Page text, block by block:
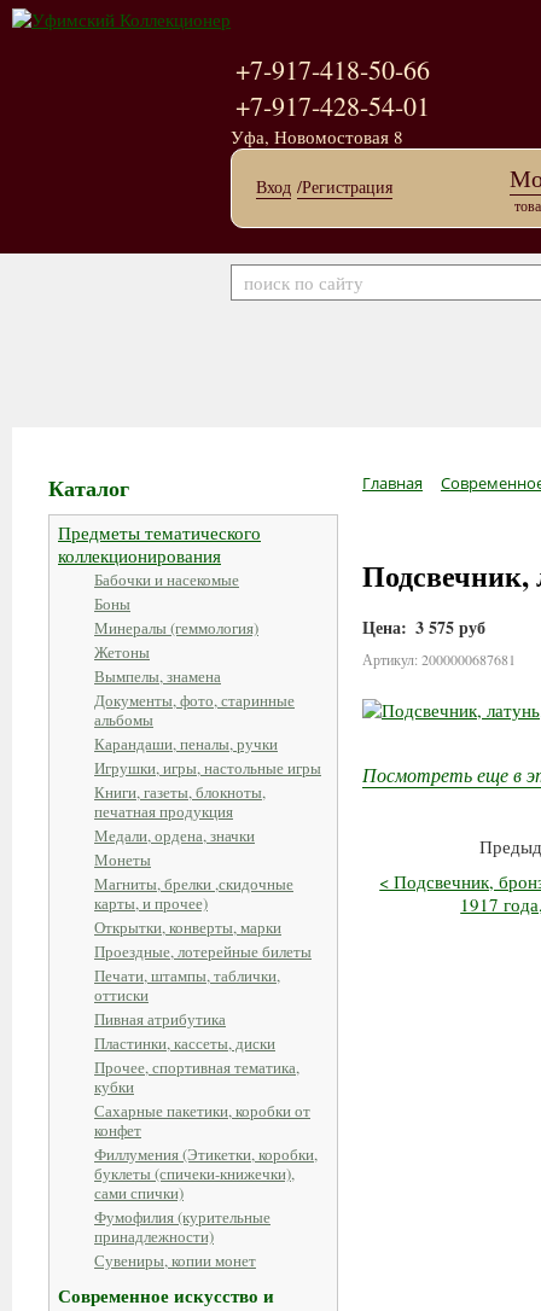
+7-917-418-50-66
+7-917-428-54-01
Уфа, Новомостовая 8
Вход /Регистрация
Каталог
Предметы тематического
коллекционирования
Бабочки и насекомые
Боны
Минералы (геммология)
Жетоны
Вымпелы, знамена
Документы, фото, старинные
альбомы
Карандаши, пеналы, ручки
Игрушки, игры, настольные игры
Книги, газеты, блокноты,
печатная продукция
Медали, ордена, значки
Монеты
Магниты, брелки ,скидочные
карты, и прочее)
Открытки, конверты, марки
Проездные, лотерейные билеты
Печати, штампы, таблички,
оттиски
Пивная атрибутика
Пластинки, кассеты, диски
Прочее, спортивная тематика,
кубки
Сахарные пакетики, коробки от
конфет
Филлумения (Этикетки, коробки,
буклеты (спичеки-книжечки),
сами спички)
Фумофилия (курительные
принадлежности)
Сувениры, копии монет
Современное искусство и
Главная
Подсвечник,
Цена: 3 575 руб
Артикул: 2000000687681
Посмотреть еще в
< Подсвечник,
1917